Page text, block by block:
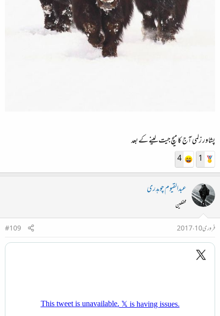
پشاور زلمی آج کا میچ جیت لینے کے بعد
1
4
عبدالقیوم چوہدری
محفلین
فروری 10، 2017
#109